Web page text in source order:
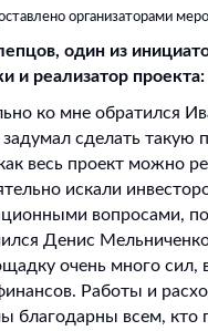
организаторами
один из
и реализатор проекта:
ко мне обратился
сделать такую
весь проект можно
искали
вопросами,
Денис
очень много сил,
Работы и
благодарны всем, кто